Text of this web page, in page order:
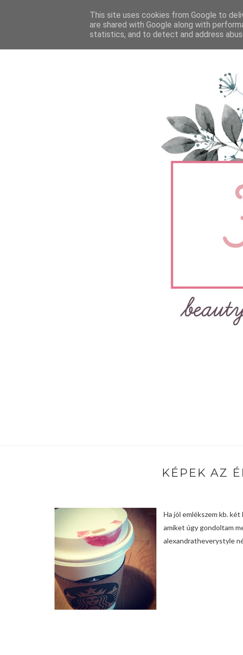
TERMÉKTESZTEK BŐRÁPOLÁS
KÉPEK AZ
Ha jól emlékszem kb.
amiket úgy gondoltam
alexandratheverystyle
This site uses cookies from Google to
are shared with Google along with
statistics, and to detect and address